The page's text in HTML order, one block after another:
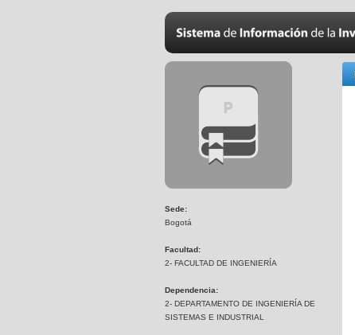
Sede:
Bogotá
Facultad:
2- FACULTAD DE INGENIERÍA
Dependencia:
2- DEPARTAMENTO DE INGENIERÍA DE
SISTEMAS E INDUSTRIAL